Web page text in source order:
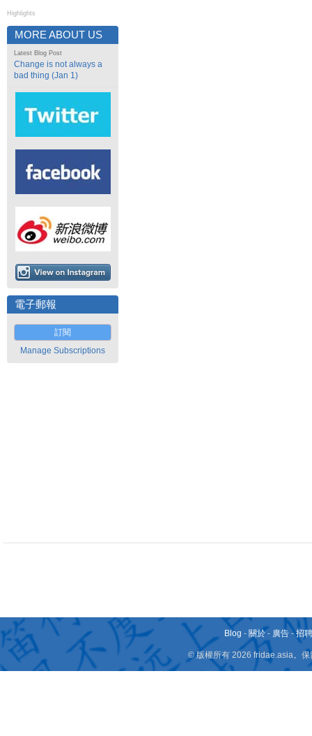
Highlights
MORE ABOUT US
Latest Blog Post
Change is not always a
bad thing (Jan 1)
電子郵報
訂閱
Manage Subscriptions
Blog - 關於 - 廣告 -招
© 版權所有 2026 fridae.asia。